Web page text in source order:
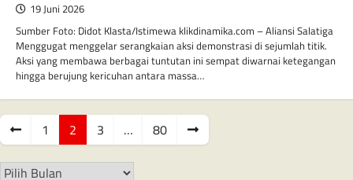
19 Juni 2026
Sumber Foto: Didot Klasta/Istimewa klikdinamika.com – Aliansi Salatiga
Menggugat menggelar serangkaian aksi demonstrasi di sejumlah titik.
Aksi yang membawa berbagai tuntutan ini sempat diwarnai ketegangan
hingga berujung kericuhan antara massa…
1 2 3 … 80